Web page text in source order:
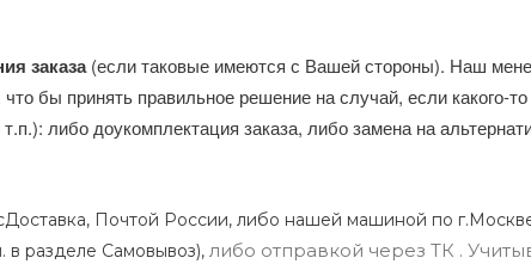
заказа(если таковые имеются с Вашей стороны). Наш
бы принять правильное решение на случай, если какого-
либо доукомплектация заказа, либо замена на
Почтой России, либо нашей машиной по
в разделе Самовывоз), либо отправкой через ТК .